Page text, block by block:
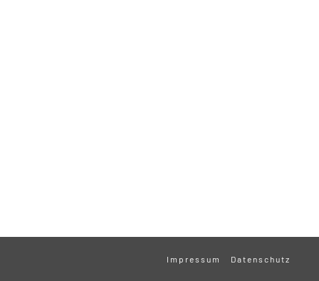
Impressum Datenschutz